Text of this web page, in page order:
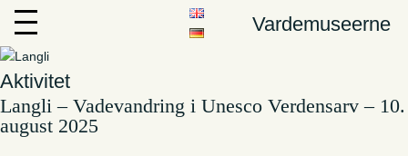
Vardemuseerne
Aktivitet
Langli – Vadevandring i Unesco Verdensarv – 10.
august 2025